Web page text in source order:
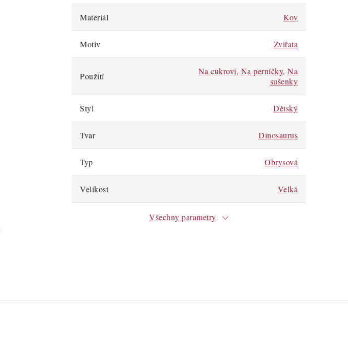
Materiál Kov
Motiv Zvířata
Použití Na cukroví, Na perníčky, Na
sušenky
Styl Dětský
Tvar Dinosaurus
Typ Obrysová
Velikost Velká
Všechny parametry